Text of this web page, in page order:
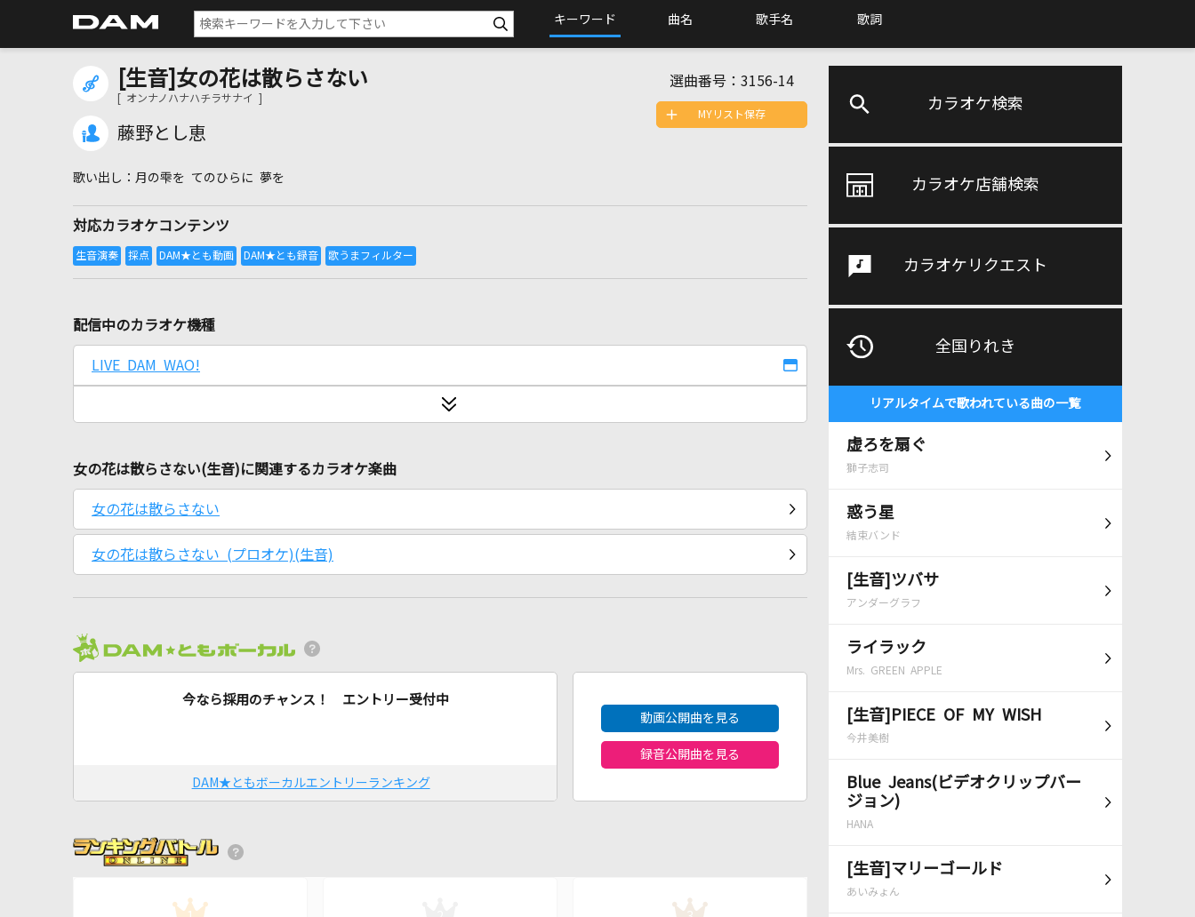
キーワード 曲名 歌手名 歌詞
カラオケ検索
カラオケ店舗検索
カラオケリクエスト
全国りれき
リアルタイムで歌われている曲の一覧
虚ろを扇ぐ
獅子志司
惑う星
結束バンド
[生音]ツバサ
アンダーグラフ
ライラック
Mrs. GREEN APPLE
[生音]PIECE OF MY WISH
今井美樹
Blue Jeans(ビデオクリップバー
ジョン)
HANA
[生音]マリーゴールド
あいみょん
[生音]女の花は散らさない
[ オンナノハナハチラサナイ ]
藤野とし恵
選曲番号： 3156-14
月の雫を てのひらに 夢を
対応カラオケコンテンツ
MYリスト保存
配信中のカラオケ機種
LIVE DAM WAO!
女の花は散らさない(生音)に関連するカラオケ楽曲
女の花は散らさない
女の花は散らさない (プロオケ)(生音)
今なら採用のチャンス！ エントリー受付中
DAM★ともボーカルエントリーランキング
動画公開曲を見る
録音公開曲を見る